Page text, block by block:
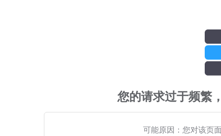
您的请求过于频繁
可能原因：您对该页